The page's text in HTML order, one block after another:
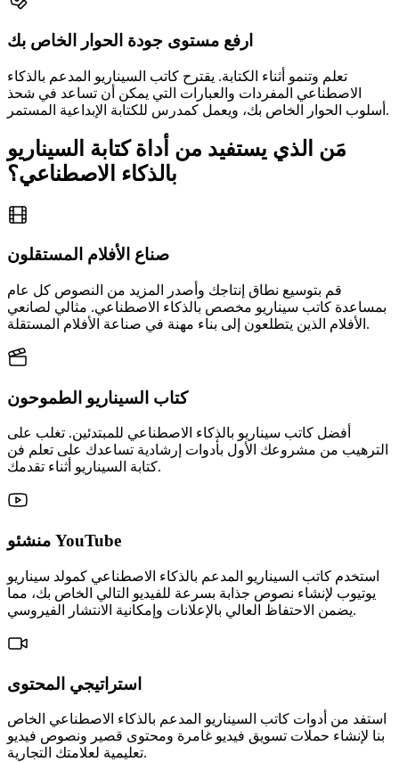
ارفع مستوى جودة الحوار الخاص بك
تعلم وتنمو أثناء الكتابة. يقترح كاتب السيناريو المدعم بالذكاء
الاصطناعي المفردات والعبارات التي يمكن أن تساعد في شحذ
أسلوب الحوار الخاص بك، ويعمل كمدرس للكتابة الإبداعية المستمر.
مَن الذي يستفيد من أداة كتابة السيناريو
بالذكاء الاصطناعي؟
صناع الأفلام المستقلون
قم بتوسيع نطاق إنتاجك وأصدر المزيد من النصوص كل عام
بمساعدة كاتب سيناريو مخصص بالذكاء الاصطناعي. مثالي لصانعي
الأفلام الذين يتطلعون إلى بناء مهنة في صناعة الأفلام المستقلة.
كتاب السيناريو الطموحون
أفضل كاتب سيناريو بالذكاء الاصطناعي للمبتدئين. تغلب على
الترهيب من مشروعك الأول بأدوات إرشادية تساعدك على تعلم فن
كتابة السيناريو أثناء تقدمك.
منشئو YouTube
استخدم كاتب السيناريو المدعم بالذكاء الاصطناعي كمولد سيناريو
يوتيوب لإنشاء نصوص جذابة بسرعة للفيديو التالي الخاص بك، مما
يضمن الاحتفاظ العالي بالإعلانات وإمكانية الانتشار الفيروسي.
استراتيجي المحتوى
استفد من أدوات كاتب السيناريو المدعم بالذكاء الاصطناعي الخاص
بنا لإنشاء حملات تسويق فيديو غامرة ومحتوى قصير ونصوص فيديو
تعليمية لعلامتك التجارية.